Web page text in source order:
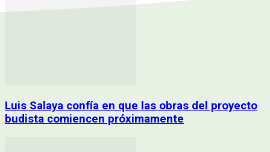
Luis Salaya confía en que las obras del proyecto
budista comiencen próximamente